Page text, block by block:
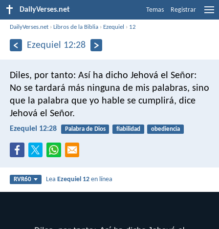
DailyVerses.net Temas Registrar
DailyVerses.net ›Libros de la Biblia › Ezequiel › 12
Ezequiel 12:28
Diles, por tanto: Así ha dicho Jehová el Señor:
No se tardará más ninguna de mis palabras, sino
que la palabra que yo hable se cumplirá, dice
Jehová el Señor.
Ezequiel 12:28 Palabra de Dios fiabilidad obediencia
RVR60 LeaEzequiel 12 en línea